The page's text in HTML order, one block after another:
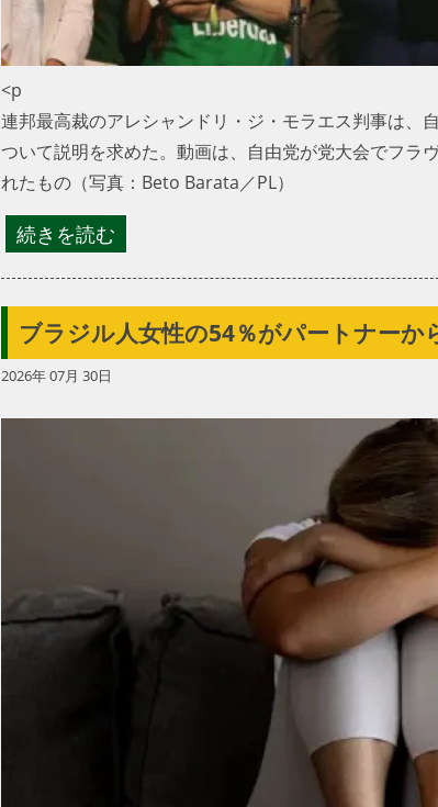
<p
連邦最高裁のアレシャンドリ・ジ・モラエス判事は、
ついて説明を求めた。動画は、自由党が党大会でフラ
れたもの（写真：Beto Barata／PL）
続きを読む
ブラジル人女性の54％がパートナーか
2026年 07月 30日